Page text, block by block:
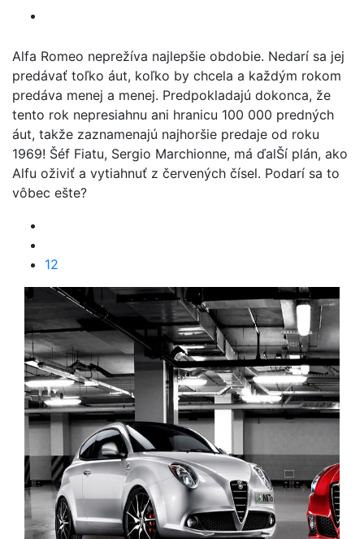
Alfa Romeo neprežíva najlepšie obdobie. Nedarí sa jej
predávať toľko áut, koľko by chcela a každým rokom
predáva menej a menej. Predpokladajú dokonca, že
tento rok nepresiahnu ani hranicu 100 000 predných
áut, takže zaznamenajú najhoršie predaje od roku
1969! Šéf Fiatu, Sergio Marchionne, má ďalŠí plán, ako
Alfu oživiť a vytiahnuť z červených čísel. Podarí sa to
vôbec ešte?
12